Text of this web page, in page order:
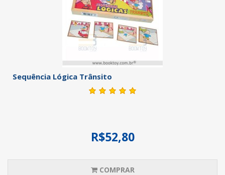
Sequência Lógica Trânsito
R$52,80
COMPRAR